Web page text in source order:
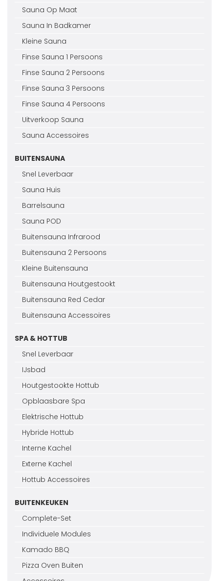
Sauna Op Maat
Sauna In Badkamer
Kleine Sauna
Finse Sauna 1 Persoons
Finse Sauna 2 Persoons
Finse Sauna 3 Persoons
Finse Sauna 4 Persoons
Uitverkoop Sauna
Sauna Accessoires
BUITENSAUNA
Snel Leverbaar
Sauna Huis
Barrelsauna
Sauna POD
Buitensauna Infrarood
Buitensauna 2 Persoons
Kleine Buitensauna
Buitensauna Houtgestookt
Buitensauna Red Cedar
Buitensauna Accessoires
SPA & HOTTUB
Snel Leverbaar
IJsbad
Houtgestookte Hottub
Opblaasbare Spa
Elektrische Hottub
Hybride Hottub
Interne Kachel
Externe Kachel
Hottub Accessoires
BUITENKEUKEN
Complete-Set
Individuele Modules
Kamado BBQ
Pizza Oven Buiten